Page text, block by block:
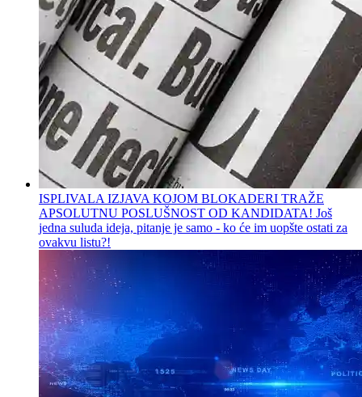
ISPLIVALA IZJAVA KOJOM BLOKADERI TRAŽE
APSOLUTNU POSLUŠNOST OD KANDIDATA! Još
jedna suluda ideja, pitanje je samo - ko će im uopšte ostati za
ovakvu listu?!